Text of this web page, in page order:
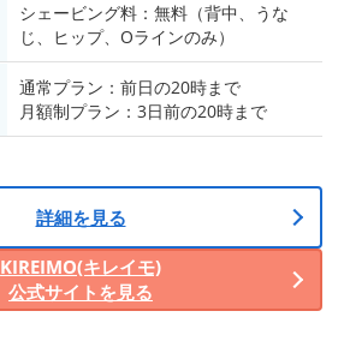
シェービング料：無料（背中、うな
じ、ヒップ、Oラインのみ）
通常プラン：前日の20時まで
月額制プラン：3日前の20時まで
詳細を見る
KIREIMO(キレイモ)
公式サイトを見る